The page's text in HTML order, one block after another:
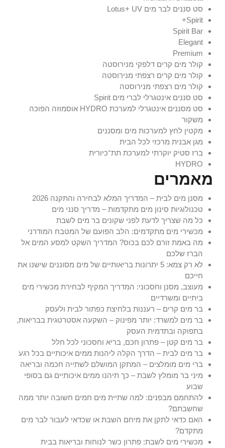
סט סננים לבר מים Lotus+ UV
Spirit+
Spirit Bar
Elegant
Premium
קולר מים קרים דלפקי מנירוסטה
קולר מים קרים רצפתי מנירוסטה
קולר מים רצפתי מנירוסטה
סט סננים אינטגרלי לברי מים Spirit
סט מסננים אינטגרלי למערכת HYDRO אוסמוזה הפוכה
משקור
מקטין לחץ למערכות מים ומסננים
מגן אבנית מרכזי לכל הבית
ברז סטיק יוקרתי למערכת תת־כיורית
HYDRO
מאמרים
מסנן מים לבית – המדריך המלא לבחירה והתקנה 2026
טכנולוגיות סינון מים מתקדמות – מדריך סנני מים
כל מה שצריך לדעת לפני שקונים בר מים לשבת
מכשירי מים מתקדמים: הלב הפועם של המטבח המודרני
מה באמת זורם לכם בכוס? המדריך השקט למסע המים אל
הברז שלכם
לא רק צמא: 5 יתרונות בריאותיים של מים מסוננים שישנו את
חייכם
מעוצב, מסנן וחסכוני: המדריך המקיף לבחירת מכשירי מים
ביתיים ומשרדיים
בר מים קרים – רעננות בלחיצת כפתור לבית ולעסק
בר מים למשרד: יותר מפינוק – השקעה אסטרטגית בבריאות,
בתפוקה ובתדמית העסק
בר מים קטן – פתרון חכם, בריא וחסכוני לכל חלל
בר מים לבית – הדרך הקלה ליהנות ממים איכותיים בכל רגע
ברי מים מומלצים – המתקן המושלם לשתייה חכמה ובריאה
מיני בר מומלץ לשבת – כך תיהנו ממים איכותיים גם בסופי
שבוע
להתחמם מבפנים: למה שתיית מים חמים חשובה יותר ממה
שחשבתם?
האם כדאי לתקן את מיחם השבת או שכדאי לעבור לבר מים
מתקדם?
מכשירי מים לשבת: פתרון כשר לנוחות ובריאות בבית